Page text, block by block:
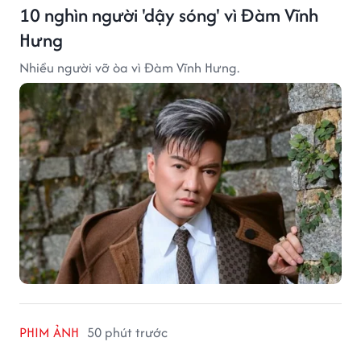
10 nghìn người 'dậy sóng' vì Đàm Vĩnh
Hưng
Nhiều người vỡ òa vì Đàm Vĩnh Hưng.
PHIM ẢNH 50 phút trước